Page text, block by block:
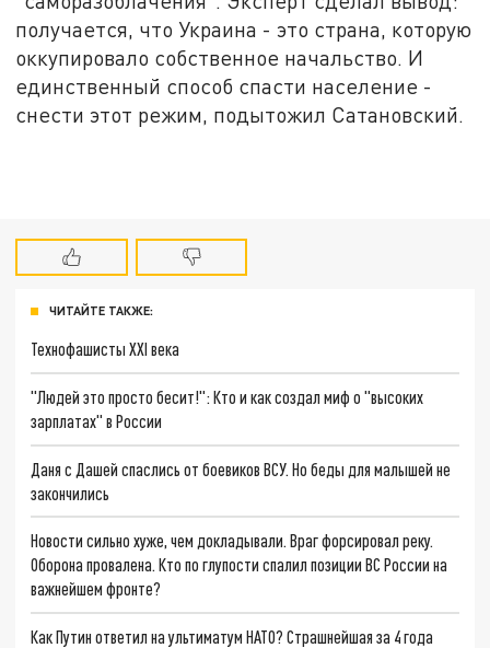
получается, что Украина - это страна, которую
оккупировало собственное начальство. И
единственный способ спасти население -
снести этот режим, подытожил Сатановский.
ЧИТАЙТЕ ТАКЖЕ:
Технофашисты XXI века
"Людей это просто бесит!": Кто и как создал миф о "высоких
зарплатах" в России
Даня с Дашей спаслись от боевиков ВСУ. Но беды для малышей не
закончились
Новости сильно хуже, чем докладывали. Враг форсировал реку.
Оборона провалена. Кто по глупости спалил позиции ВС России на
важнейшем фронте?
Как Путин ответил на ультиматум НАТО? Страшнейшая за 4 года